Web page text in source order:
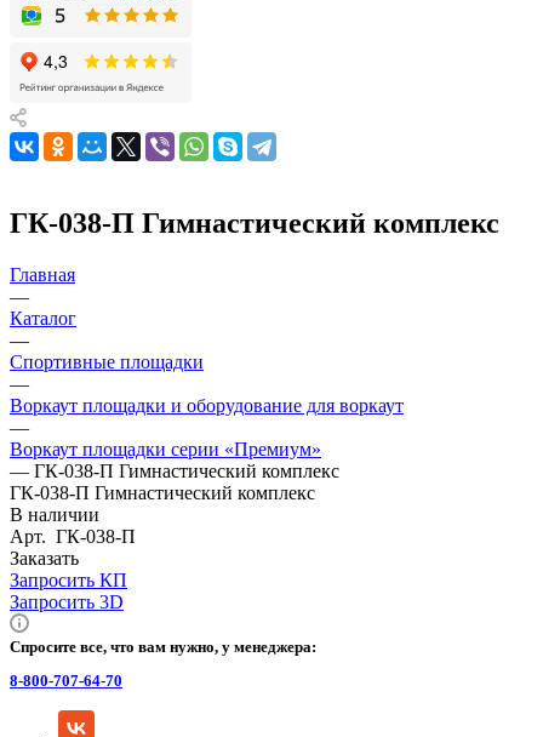
ГК-038-П Гимнастический комплекс
Главная
—
Каталог
—
Спортивные площадки
—
Воркаут площадки и оборудование для воркаут
—
Воркаут площадки серии «Премиум»
— ГК-038-П Гимнастический комплекс
ГК-038-П Гимнастический комплекс
В наличии
Арт. ГК-038-П
Заказать
Запросить КП
Запросить 3D
Спросите все, что вам нужно, у менеджера:
8-800-707-64-70